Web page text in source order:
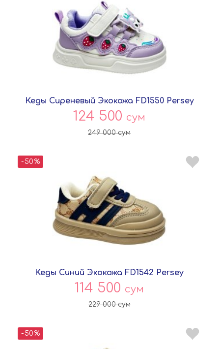
Кеды Сиреневый Экокожа FD1550 Persey
124 500 сум
249 000сум
-50%
Кеды Синий Экокожа FD1542 Persey
114 500 сум
229 000сум
-50%